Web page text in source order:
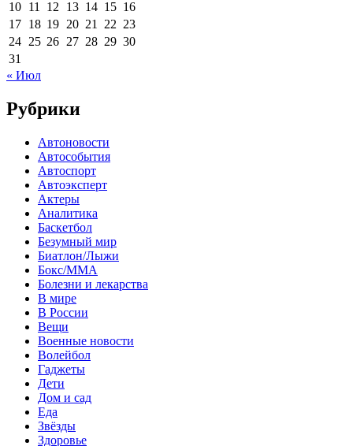
10 11 12 13 14 15 16
17 18 19 20 21 22 23
24 25 26 27 28 29 30
31
« Июл
Рубрики
Автоновости
Автособытия
Автоспорт
Автоэксперт
Актеры
Аналитика
Баскетбол
Безумный мир
Биатлон/Лыжи
Бокс/MMA
Болезни и лекарства
В мире
В России
Вещи
Военные новости
Волейбол
Гаджеты
Дети
Дом и сад
Еда
Звёзды
Здоровье